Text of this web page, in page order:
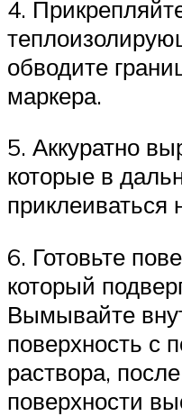
4.
обводите
маркера.
5. Аккуратно
которые в
приклеиваться
6. Готовьте
который
Вымывайте
поверхность с
раствора,
поверхности